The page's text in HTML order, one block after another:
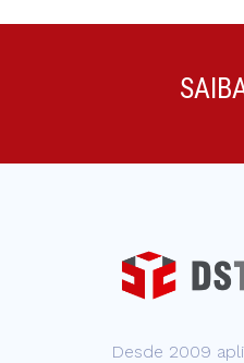
Desde 2009